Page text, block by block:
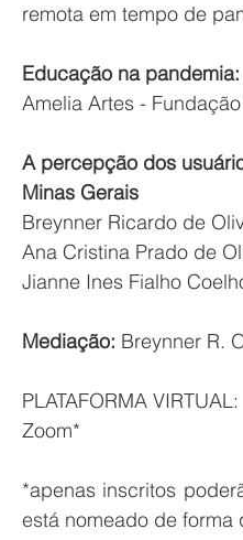
remota em tempo de
Educação na
Amelia Artes -
A percepção dos
Minas Gerais
Breynner Ricardo de
Ana Cristina Prado de
Jianne Ines Fialho
Mediação: Breynner R.
PLATAFORMA VIRTUAL:
Zoom*
*apenas inscritos
está nomeado de forma